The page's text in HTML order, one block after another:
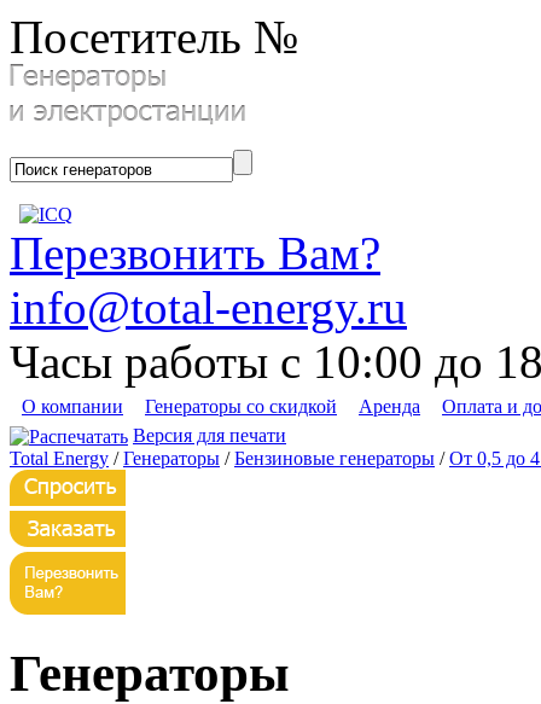
Посетитель №
Перезвонить Вам?
info@total-energy.ru
Часы работы с 10:00 до
О компании Генераторы со скидкой Аренда
Оплата и
Версия для печати
Total Energy /Генераторы /Бензиновые генераторы /От 0,5 до
Генераторы